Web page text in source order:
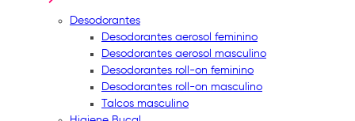
Desodorantes
Desodorantes aerosol feminino
Desodorantes aerosol masculino
Desodorantes roll-on feminino
Desodorantes roll-on masculino
Talcos masculino